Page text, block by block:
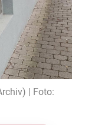
| Foto: